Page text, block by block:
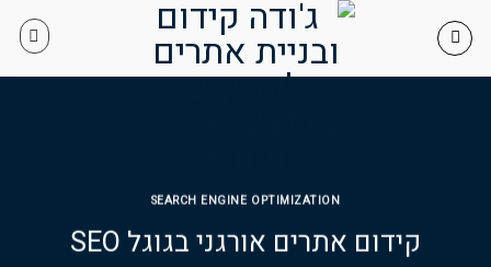
SEARCH ENGINE OPTIMIZATION
קידום אתרים אורגני בגוגל SEO